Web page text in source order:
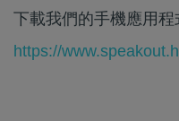
下載我們的手機應用程
https://